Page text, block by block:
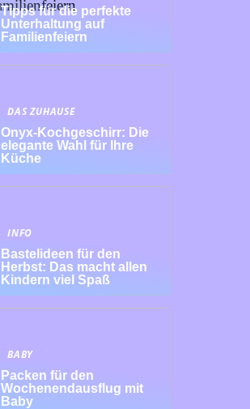
Tipps für die perfekte
Unterhaltung auf
Familienfeiern
DAS ZUHAUSE
Onyx-Kochgeschirr: Die
elegante Wahl für Ihre
Küche
INFO
Bastelideen für den
Herbst: Das macht allen
Kindern viel Spaß
BABY
Packen für den
Wochenendausflug mit
Baby